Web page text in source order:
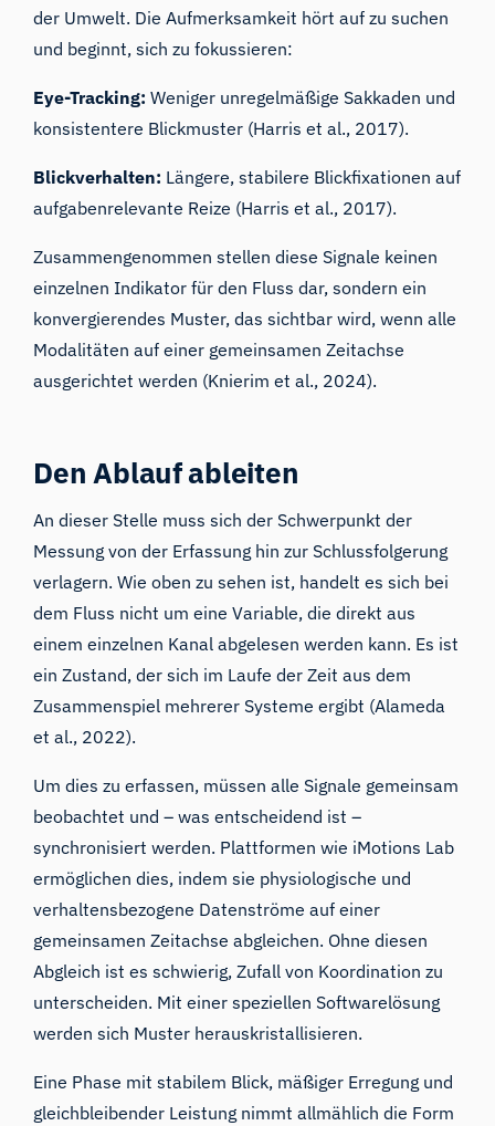
der Umwelt. Die Aufmerksamkeit hört auf zu suchen
und beginnt, sich zu fokussieren:
Eye-Tracking: Weniger unregelmäßige Sakkaden und
konsistentere Blickmuster (Harris et al., 2017).
Blickverhalten: Längere, stabilere Blickfixationen auf
aufgabenrelevante Reize (Harris et al., 2017).
Zusammengenommen stellen diese Signale keinen
einzelnen Indikator für den Fluss dar, sondern ein
konvergierendes Muster, das sichtbar wird, wenn alle
Modalitäten auf einer gemeinsamen Zeitachse
ausgerichtet werden (Knierim et al., 2024).
Den Ablauf ableiten
An dieser Stelle muss sich der Schwerpunkt der
Messung von der Erfassung hin zur Schlussfolgerung
verlagern. Wie oben zu sehen ist, handelt es sich bei
dem Fluss nicht um eine Variable, die direkt aus
einem einzelnen Kanal abgelesen werden kann. Es ist
ein Zustand, der sich im Laufe der Zeit aus dem
Zusammenspiel mehrerer Systeme ergibt (Alameda
et al., 2022).
Um dies zu erfassen, müssen alle Signale gemeinsam
beobachtet und – was entscheidend ist –
synchronisiert werden. Plattformen wie iMotions Lab
ermöglichen dies, indem sie physiologische und
verhaltensbezogene Datenströme auf einer
gemeinsamen Zeitachse abgleichen. Ohne diesen
Abgleich ist es schwierig, Zufall von Koordination zu
unterscheiden. Mit einer speziellen Softwarelösung
werden sich Muster herauskristallisieren.
Eine Phase mit stabilem Blick, mäßiger Erregung und
gleichbleibender Leistung nimmt allmählich die Form